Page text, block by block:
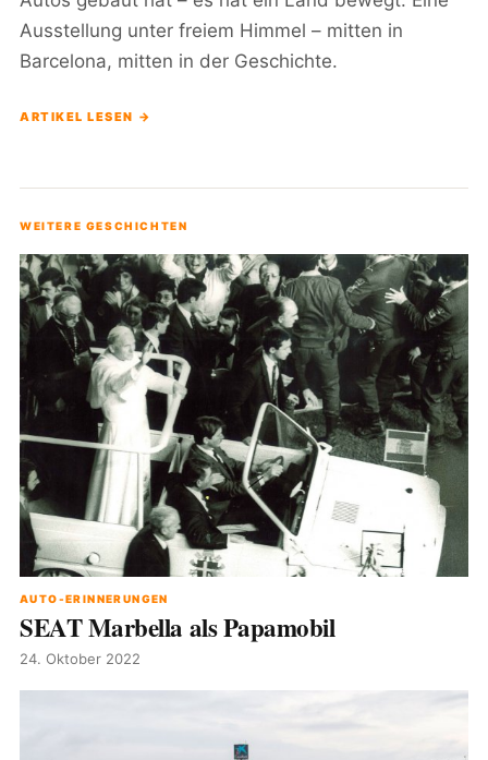
Ausstellung unter freiem Himmel – mitten in
Barcelona, mitten in der Geschichte.
ARTIKEL LESEN →
WEITERE GESCHICHTEN
AUTO-ERINNERUNGEN
SEAT Marbella als Papamobil
24. Oktober 2022